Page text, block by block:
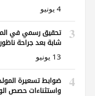
4 يونيو
3
تحقيق رسمي في
شابة بعد جراحة
13 يونيو
4
ضوابط تسعيرة
واستثناءات حصص